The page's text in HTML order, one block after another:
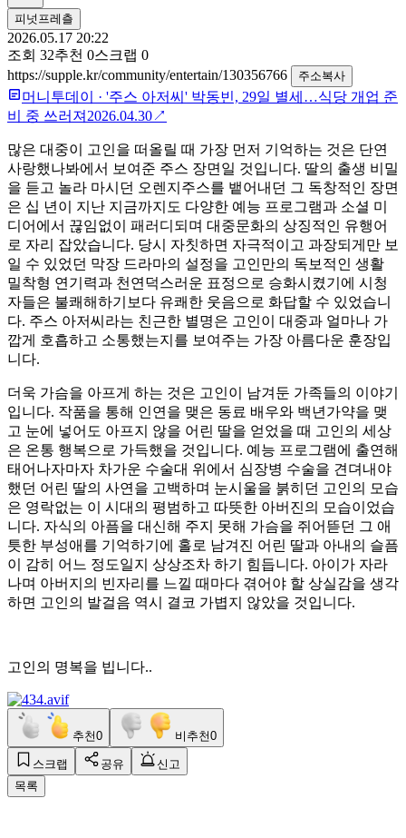
피넛프레츨
2026.05.17 20:22
조회 32추천 0스크랩 0
https://supple.kr/community/entertain/130356766
주소복사
머니투데이 · '주스 아저씨' 박동빈, 29일 별세…식당 개업 준
비 중 쓰러져 2026.04.30↗
많은 대중이 고인을 떠올릴 때 가장 먼저 기억하는 것은 단연
사랑했나봐에서 보여준 주스 장면일 것입니다. 딸의 출생 비밀
을 듣고 놀라 마시던 오렌지주스를 뱉어내던 그 독창적인 장면
은 십 년이 지난 지금까지도 다양한 예능 프로그램과 소셜 미
디어에서 끊임없이 패러디되며 대중문화의 상징적인 유행어
로 자리 잡았습니다. 당시 자칫하면 자극적이고 과장되게만 보
일 수 있었던 막장 드라마의 설정을 고인만의 독보적인 생활
밀착형 연기력과 천연덕스러운 표정으로 승화시켰기에 시청
자들은 불쾌해하기보다 유쾌한 웃음으로 화답할 수 있었습니
다. 주스 아저씨라는 친근한 별명은 고인이 대중과 얼마나 가
깝게 호흡하고 소통했는지를 보여주는 가장 아름다운 훈장입
니다.
​더욱 가슴을 아프게 하는 것은 고인이 남겨둔 가족들의 이야기
입니다. 작품을 통해 인연을 맺은 동료 배우와 백년가약을 맺
고 눈에 넣어도 아프지 않을 어린 딸을 얻었을 때 고인의 세상
은 온통 행복으로 가득했을 것입니다. 예능 프로그램에 출연해
태어나자마자 차가운 수술대 위에서 심장병 수술을 견뎌내야
했던 어린 딸의 사연을 고백하며 눈시울을 붉히던 고인의 모습
은 영락없는 이 시대의 평범하고 따뜻한 아버진의 모습이었습
니다. 자식의 아픔을 대신해 주지 못해 가슴을 쥐어뜯던 그 애
틋한 부성애를 기억하기에 홀로 남겨진 어린 딸과 아내의 슬픔
이 감히 어느 정도일지 상상조차 하기 힘듭니다. 아이가 자라
나며 아버지의 빈자리를 느낄 때마다 겪어야 할 상실감을 생각
하면 고인의 발걸음 역시 결코 가볍지 않았을 것입니다.
고인의 명복을 빕니다..
추천0 비추천0
스크랩 공유
신고
목록